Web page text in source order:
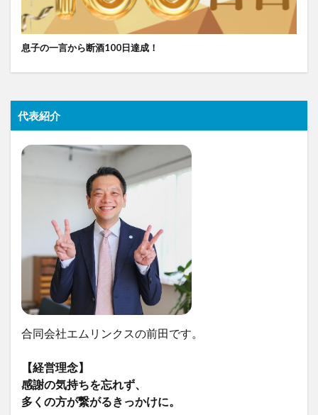
息子の一言から断酒100日達成！
代表紹介
合同会社エムリンクスの前田です。
【経営理念】
感謝の気持ちを忘れず、
多くの方が繋がるきっかけに。